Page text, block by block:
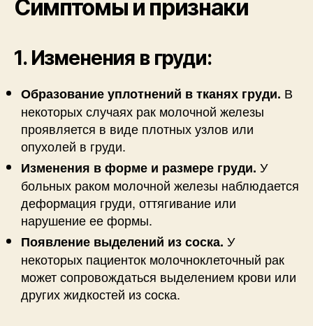
Симптомы и признаки
1. Изменения в груди:
Образование уплотнений в тканях груди. В
некоторых случаях рак молочной железы
проявляется в виде плотных узлов или
опухолей в груди.
Изменения в форме и размере груди. У
больных раком молочной железы наблюдается
деформация груди, оттягивание или
нарушение ее формы.
Появление выделений из соска. У
некоторых пациенток молочноклеточный рак
может сопровождаться выделением крови или
других жидкостей из соска.